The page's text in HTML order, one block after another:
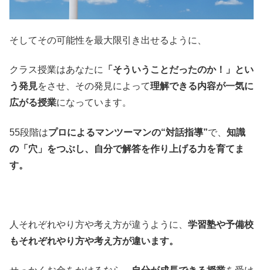
そしてその可能性を最大限引き出せるように、
クラス授業はあなたに
「そういうことだったのか！」とい
う発見をさせ、その発見によって理解できる内容が一気に
広がる授業になっています。
55段階はプロによるマンツーマンの“対話指導”で、 知識
の「穴」をつぶし、自分で解答を作り上げる力を育てま
す。
人それぞれやり方や考え方が違うように、 学習塾や予備校
もそれぞれやり方や考え方が違います。